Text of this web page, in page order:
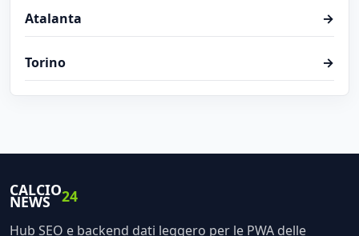
Atalanta →
Torino →
CALCIO
NEWS 24
Hub SEO e backend dati leggero per le PWA delle